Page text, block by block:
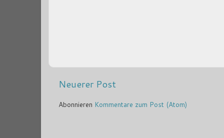
Neuerer Post
Abonnieren Kommentare zum Post (Atom)